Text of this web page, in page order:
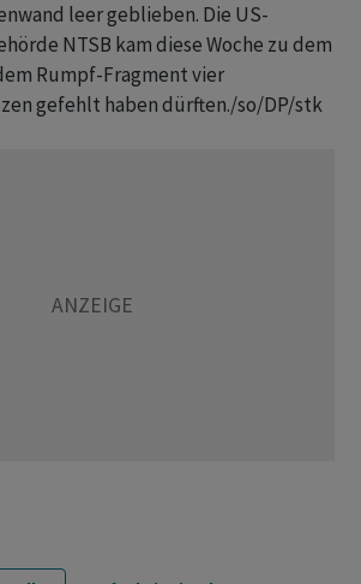
leer geblieben. Die US-
NTSB kam diese Woche zu dem
Rumpf-Fragment vier
gefehlt haben dürften./so/DP/stk